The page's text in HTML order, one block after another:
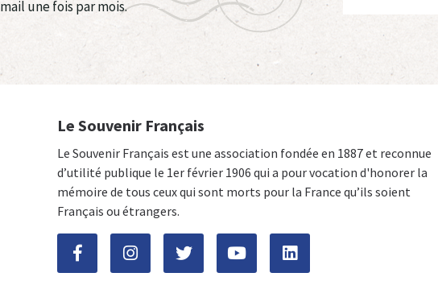
mail une fois par mois.
Le Souvenir Français
Le Souvenir Français est une association fondée en 1887 et reconnue
d’utilité publique le 1er février 1906 qui a pour vocation d'honorer la
mémoire de tous ceux qui sont morts pour la France qu’ils soient
Français ou étrangers.